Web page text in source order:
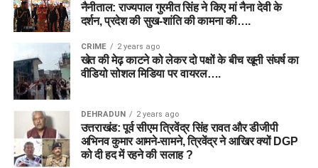
नैनीताल: राज्यपाल गुरमीत सिंह ने किए मां नैना देवी के
दर्शन, प्रदेश की सुख-शांति की कामना की….
CRIME 2 years ago
खेत की मेढ़ काटने को लेकर दो पक्षों के बीच खूनी संघर्ष का
वीडियो सोशल मिडिया पर वायरल….
DEHRADUN 2 years ago
उत्तराखंड: पूर्व सीएम त्रिवेंद्र सिंह रावत और डीजीपी
अभिनव कुमार आमने-सामने, त्रिवेंद्र ने आखिर क्यों DGP
को दी हद में रहने की सलाह ?